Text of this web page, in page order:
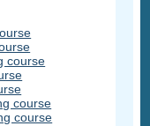
course
course
course